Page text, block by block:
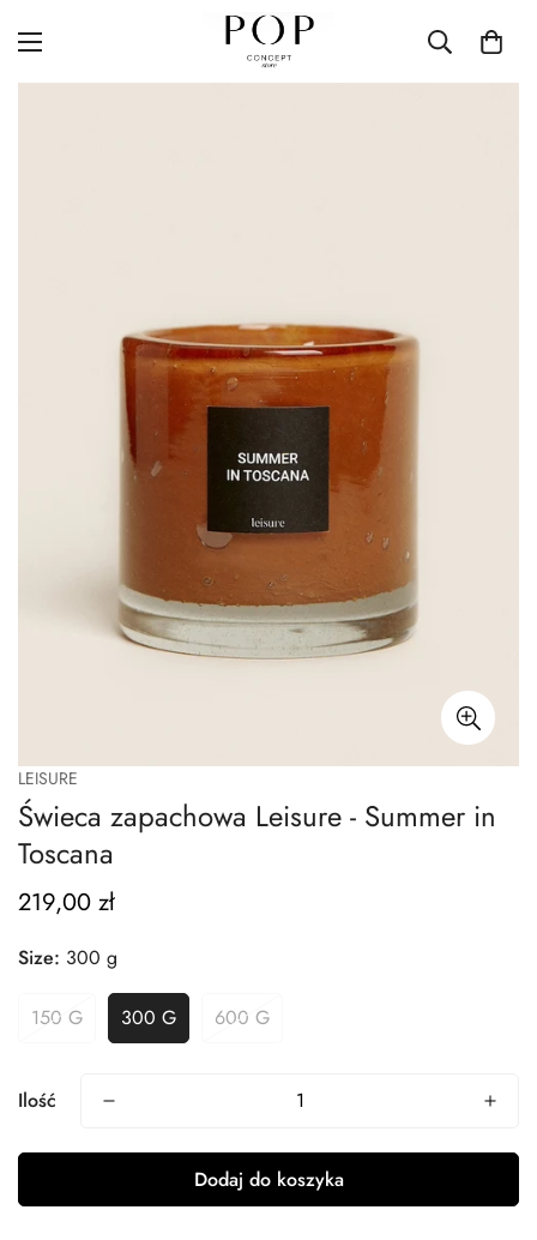
LEISURE
Świeca zapachowa Leisure - Summer in
Toscana
Normalna
219,00 zł
Size: 300 g
150 G 300 G 600 G
Ilość
Dodaj do koszyka